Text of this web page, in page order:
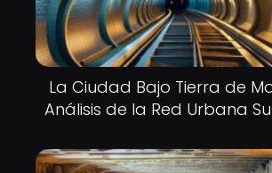
La Ciudad Bajo Tierra de
Análisis de la Red Urbana